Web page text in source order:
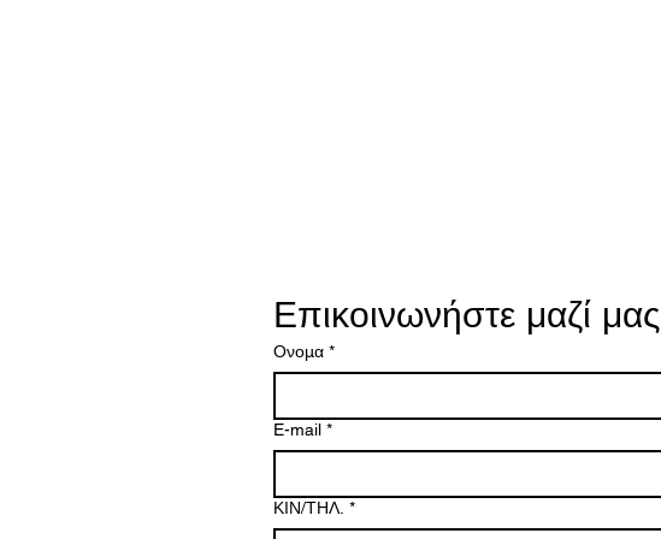
Επικοινωνήστε μαζί μας
Ονομα *
E-mail *
ΚΙΝ/ΤΗΛ. *